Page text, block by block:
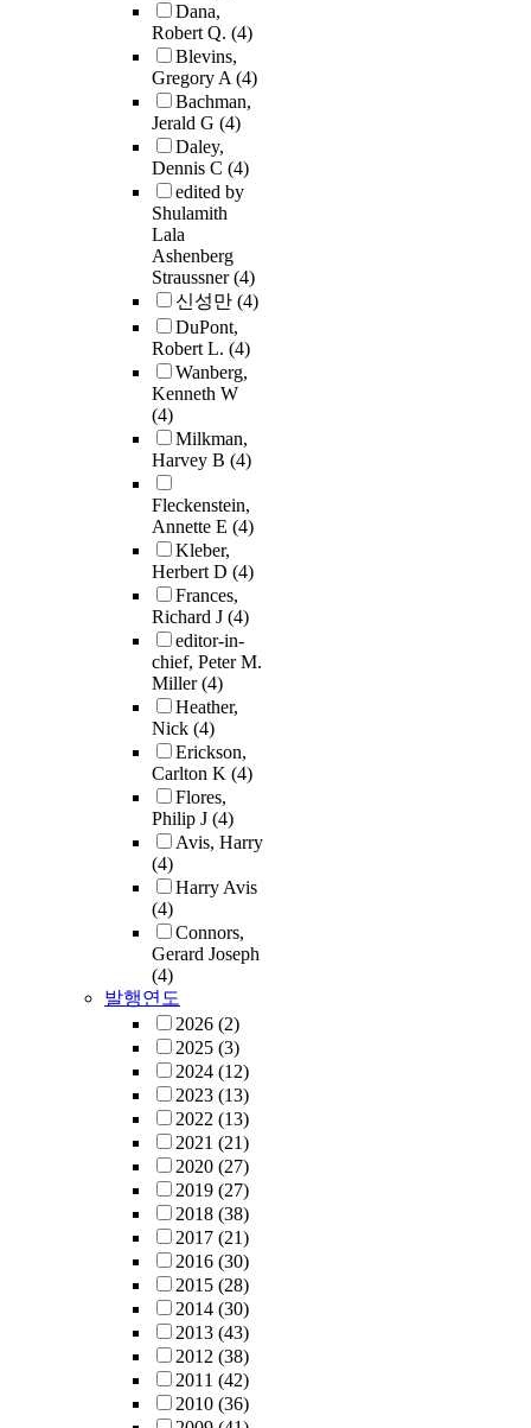
Dana,
Robert Q. (4)
Blevins,
Gregory A(4)
Bachman,
Jerald G (4)
Daley,
Dennis C (4)
edited by
Shulamith
Lala
Ashenberg
Straussner(4)
신성만 (4)
DuPont,
Robert L. (4)
Wanberg,
Kenneth W
(4)
Milkman,
Harvey B (4)
Fleckenstein,
Annette E (4)
Kleber,
Herbert D (4)
Frances,
Richard J (4)
editor-in-
chief, Peter M.
Miller(4)
Heather,
Nick (4)
Erickson,
Carlton K (4)
Flores,
Philip J (4)
Avis, Harry
(4)
Harry Avis
(4)
Connors,
Gerard Joseph
(4)
발행연도
2026 (2)
2025 (3)
2024 (12)
2023 (13)
2022 (13)
2021 (21)
2020 (27)
2019 (27)
2018 (38)
2017 (21)
2016 (30)
2015 (28)
2014 (30)
2013 (43)
2012 (38)
2011 (42)
2010 (36)